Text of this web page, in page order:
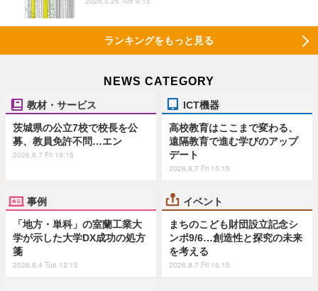
ランキングをもっと見る
NEWS CATEGORY
教材・サービス
茨城県の公立7校で校長を公
募、教員免許不問…エン
2026.8.7 Fri 19:15
ICT機器
高校教育はここまで変わる、
遠隔教育で進む学びのアップ
デート
2026.8.7 Fri 15:15
事例
「地方・単科」の室蘭工業大
学が示した大学DX成功の処方
箋
2026.8.4 Tue 12:15
イベント
まちのこども財団設立記念シ
ンポ9/6…創造性と探究の未来
を考える
2026.8.7 Fri 16:15